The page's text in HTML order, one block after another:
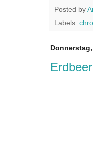
Posted by
Labels: